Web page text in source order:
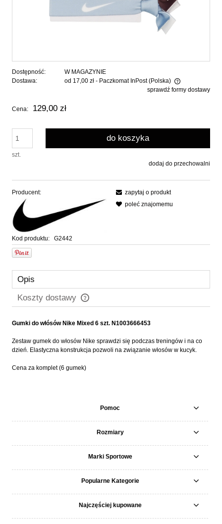
Dostępność:
W MAGAZYNIE
Dostawa:
od 17,00 zł - Paczkomat InPost (Polska)
Cena nie zawiera ewentualnych kosztów płatnościsprawdź formy dostawy
Cena: 129,00 zł
szt.
do koszyka
dodaj do przechowalni
Producent:
Kod produktu: G2442
zapytaj o produkt
poleć znajomemu
Opis
Koszty dostawy
Cena nie zawiera ewentualnych kosztów płatności
Gumki do włósów Nike Mixed 6 szt. N1003666453
Zestaw gumek do włosów Nike sprawdzi się podczas treningów i na co
dzień. Elastyczna konstrukcja pozwoli na związanie włosów w kucyk.
Cena za komplet (6 gumek)
Pomoc
Rozmiary
Marki Sportowe
Popularne Kategorie
Najczęściej kupowane